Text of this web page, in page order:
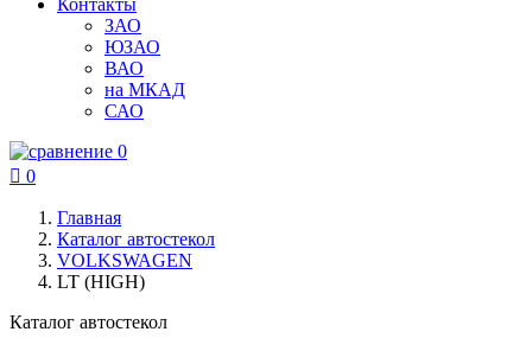
Контакты
ЗАО
ЮЗАО
ВАО
на МКАД
САО
0
 0
Главная
Каталог автостекол
VOLKSWAGEN
LT (HIGH)
Каталог автостекол